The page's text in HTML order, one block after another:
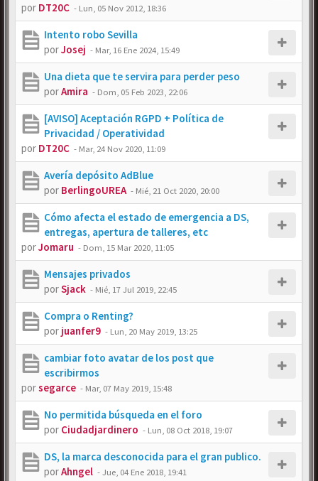
por DT20C - Lun, 05 Nov 2012, 18:36
Intento robo Sevilla
porJosej - Mar, 16 Ene 2024, 15:49
Una dieta que te servira para perder peso
porAmira - Dom, 05 Feb 2023, 22:06
[AVISO] Aceptación RGPD + Política de
Privacidad / Operatividad
por DT20C - Mar, 24 Nov 2020, 11:09
Avería depósito AdBlue
por BerlingoUREA - Mié, 21 Oct 2020, 20:00
Cómo afecta el estado de emergencia a DS,
entregas, apertura de talleres, etc
porJomaru - Dom, 15 Mar 2020, 11:05
Mensajes privados
porSjack - Mié, 17 Jul 2019, 22:45
Compra o Renting?
por juanfer9 - Lun, 20 May 2019, 13:25
cambiar foto avatar de los post que
escribirmos
porsegarce - Mar, 07 May 2019, 15:48
No permitida búsqueda en el foro
por Ciudadjardinero - Lun, 08 Oct 2018, 19:07
DS, la marca desconocida para el gran publico.
porAhngel -Jue, 04 Ene 2018, 19:41